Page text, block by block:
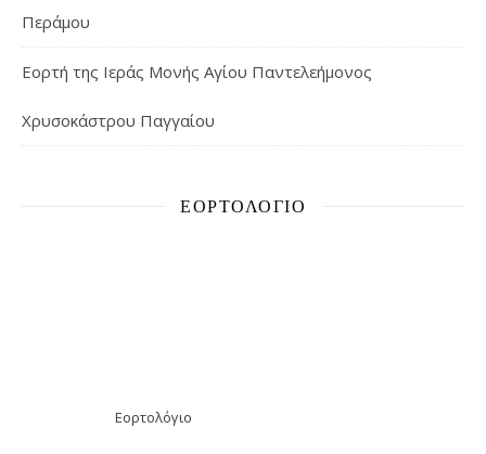
Περάμου
Εορτή της Ιεράς Μονής Αγίου Παντελεήμονος
Χρυσοκάστρου Παγγαίου
ΕΟΡΤΟΛΌΓΙΟ
Εορτολόγιο